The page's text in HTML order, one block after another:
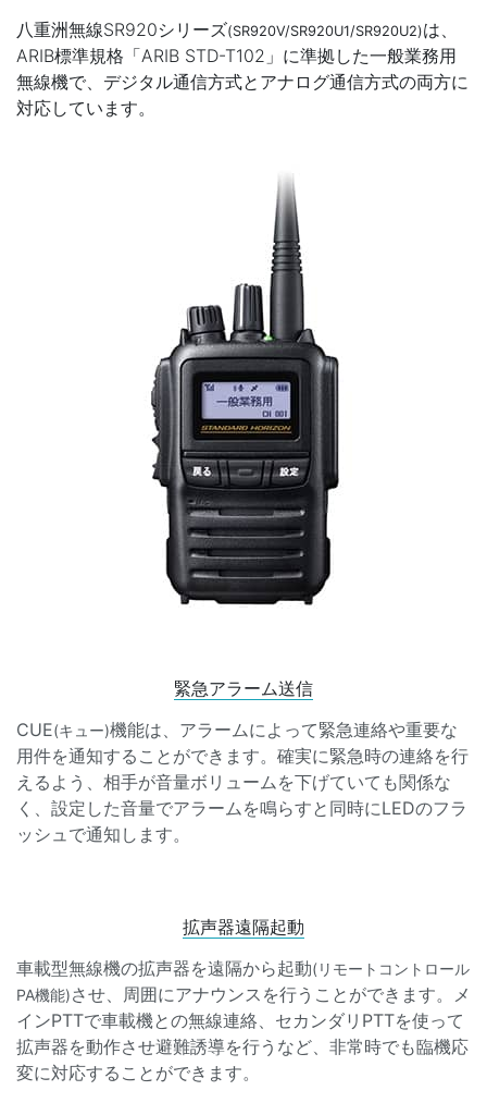
八重洲無線SR920シリーズ(SR920V/SR920U1/SR920U2)は、
ARIB標準規格「ARIB STD-T102」に準拠した一般業務用
無線機で、デジタル通信方式とアナログ通信方式の両方に
対応しています。
緊急アラーム送信
CUE(キュー)機能は、アラームによって緊急連絡や重要な
用件を通知することができます。確実に緊急時の連絡を行
えるよう、相手が音量ボリュームを下げていても関係な
く、設定した音量でアラームを鳴らすと同時にLEDのフラ
ッシュで通知します。
拡声器遠隔起動
車載型無線機の拡声器を遠隔から起動(リモートコントロール
PA機能)させ、周囲にアナウンスを行うことができます。メ
インPTTで車載機との無線連絡、セカンダリPTTを使って
拡声器を動作させ避難誘導を行うなど、非常時でも臨機応
変に対応することができます。